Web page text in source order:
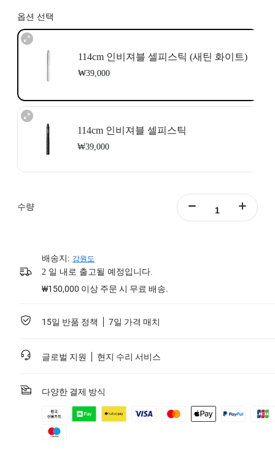
옵션 선택
114cm 인비져블 셀피스틱 (새틴 화이트)
₩39,000
114cm 인비져블 셀피스틱
₩39,000
수량
배송지: 강원도
2 일 내로 출고될 예정입니다.
₩150,000 이상 주문 시 무료 배송.
15일 반품 정책 7일 가격 매치
글로벌 지원 현지 수리 서비스
다양한 결제 방식